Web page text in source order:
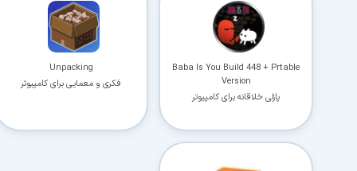
Baba Is You Build 448 + Prtable
Version
پازلی خلاقانه برای کامپیوتر
Unpacking
فکری و معمایی برای کامپیوتر